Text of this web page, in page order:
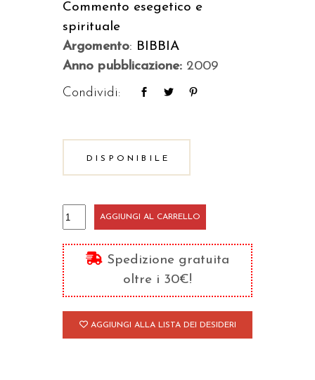
Commento esegetico e
spirituale
Argomento: BIBBIA
Anno pubblicazione: 2009
Condividi:
DISPONIBILE
Lettera
ai
Galati
quantità
AGGIUNGI AL CARRELLO
Spedizione gratuita
oltre i 30€!
AGGIUNGI ALLA LISTA DEI DESIDERI